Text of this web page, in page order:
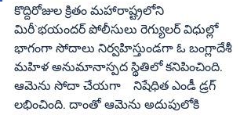
కొద్దిరోజుల క్రితం మహారాష్ట్రలోని
మిరీ`భయందర్‌ పోలీసులు రెగ్యులర్‌ విధుల్లో
భాగంగా సోదాలు నిర్వహిస్తుండగా ఓ బంగ్లాదేశీ
మహిళ అనుమానాస్పద స్థితిలో కనిపించింది.
ఆమెను సోదా చేయగా    నిషేధిత ఎండీ డ్రగ్‌
లభించింది. దాంతో ఆమెను అదుపులోకి